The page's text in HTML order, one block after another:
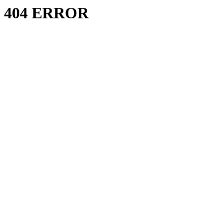
404 ERROR